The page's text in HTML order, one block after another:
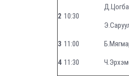
2 10:30
3 11:00
4 11:30